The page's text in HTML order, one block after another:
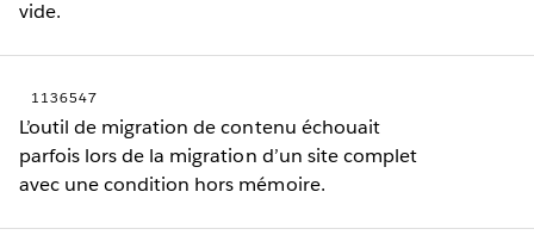
vide.
1136547
L’outil de migration de contenu échouait
parfois lors de la migration d’un site complet
avec une condition hors mémoire.